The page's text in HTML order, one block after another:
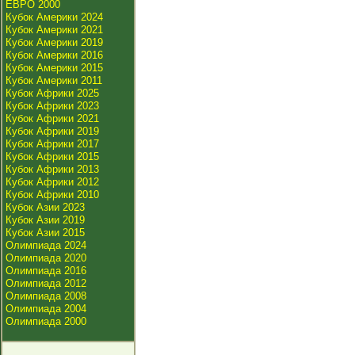
ЕВРО 2000
Кубок Америки 2024
Кубок Америки 2021
Кубок Америки 2019
Кубок Америки 2016
Кубок Америки 2015
Кубок Америки 2011
Кубок Африки 2025
Кубок Африки 2023
Кубок Африки 2021
Кубок Африки 2019
Кубок Африки 2017
Кубок Африки 2015
Кубок Африки 2013
Кубок Африки 2012
Кубок Африки 2010
Кубок Азии 2023
Кубок Азии 2019
Кубок Азии 2015
Олимпиада 2024
Олимпиада 2020
Олимпиада 2016
Олимпиада 2012
Олимпиада 2008
Олимпиада 2004
Олимпиада 2000